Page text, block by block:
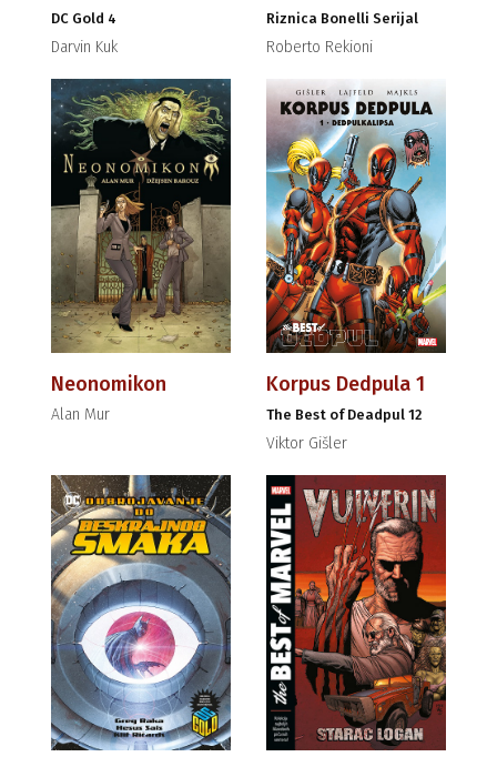
DC Gold 4
Darvin Kuk
Riznica Bonelli Serijal
Roberto Rekioni
Neonomikon
Alan Mur
Korpus Dedpula 1
The Best of Deadpul 12
Viktor Gišler